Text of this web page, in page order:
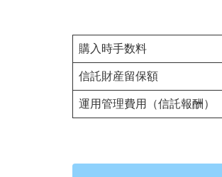
購入時手数料
信託財産留保額
運用管理費用（信託報酬）